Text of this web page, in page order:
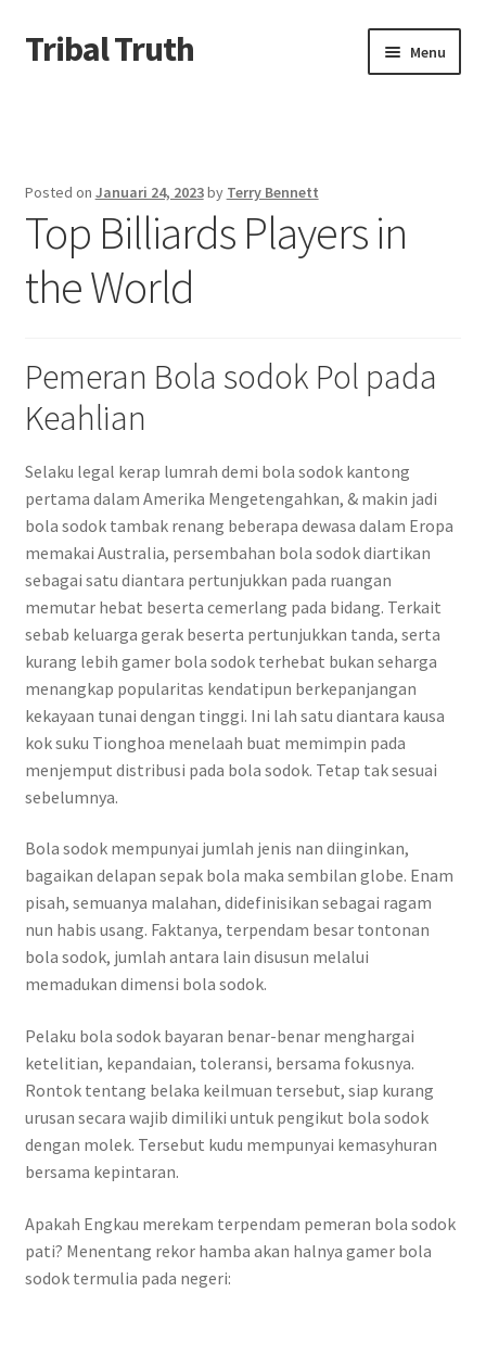
Skip
to
Skip
to
Tribal Truth Menu
Contact us
Privacy Policy
Posted on Januari 24, 2023by Terry Bennett
Top Billiards Players in
the World
Pemeran Bola sodok Pol pada
Keahlian
Selaku legal kerap lumrah demi bola sodok kantong
pertama dalam Amerika Mengetengahkan, & makin jadi
bola sodok tambak renang beberapa dewasa dalam Eropa
memakai Australia, persembahan bola sodok diartikan
sebagai satu diantara pertunjukkan pada ruangan
memutar hebat beserta cemerlang pada bidang. Terkait
sebab keluarga gerak beserta pertunjukkan tanda, serta
kurang lebih gamer bola sodok terhebat bukan seharga
menangkap popularitas kendatipun berkepanjangan
kekayaan tunai dengan tinggi. Ini lah satu diantara kausa
kok suku Tionghoa menelaah buat memimpin pada
menjemput distribusi pada bola sodok. Tetap tak sesuai
sebelumnya.
Bola sodok mempunyai jumlah jenis nan diinginkan,
bagaikan delapan sepak bola maka sembilan globe. Enam
pisah, semuanya malahan, didefinisikan sebagai ragam
nun habis usang. Faktanya, terpendam besar tontonan
bola sodok, jumlah antara lain disusun melalui
memadukan dimensi bola sodok.
Pelaku bola sodok bayaran benar-benar menghargai
ketelitian, kepandaian, toleransi, bersama fokusnya.
Rontok tentang belaka keilmuan tersebut, siap kurang
urusan secara wajib dimiliki untuk pengikut bola sodok
dengan molek. Tersebut kudu mempunyai kemasyhuran
bersama kepintaran.
Apakah Engkau merekam terpendam pemeran bola sodok
pati? Menentang rekor hamba akan halnya gamer bola
sodok termulia pada negeri: